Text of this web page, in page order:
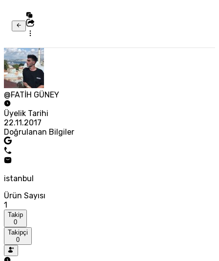
@FATİH GÜNEY
Üyelik Tarihi
22.11.2017
Doğrulanan Bilgiler
istanbul
Ürün Sayısı
1
Takip
0
Takipçi
0